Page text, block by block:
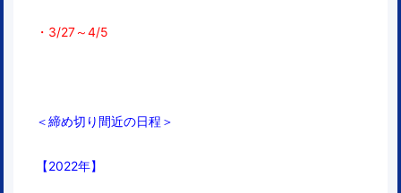
・3/27～4/5
＜締め切り間近の日程＞
【2022年】